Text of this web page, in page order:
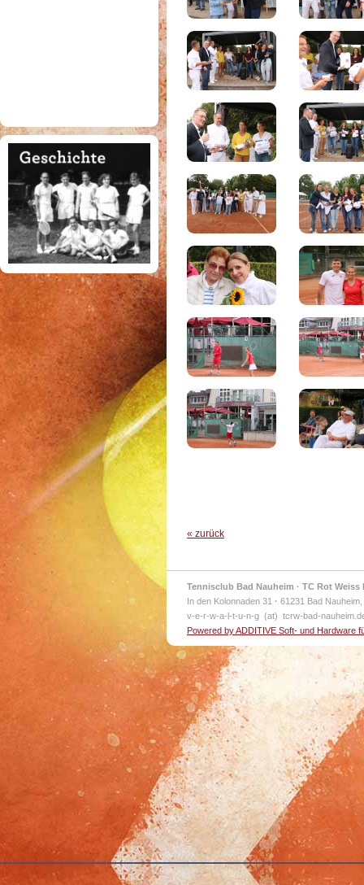
« zurück
Tennisclub Bad Nauheim · TC Rot Weiss
In den Kolonnaden 31 · 61231 Bad
v-e-r-w-a-l-t-u-n-g (at) tcrw-bad-
Powered by ADDITIVE Soft- und Hardware